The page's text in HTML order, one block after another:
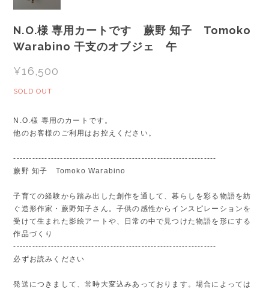
N.O.様 専用カートです 蕨野 知子 Tomoko
Warabino 干支のオブジェ 午
¥16,500
SOLD OUT
N.O.様 専用のカートです。
他のお客様のご利用はお控えください。
-----------------------------------------------------------------
蕨野 知子 Tomoko Warabino
子育ての経験から踏み出した創作を通して、暮らしを彩る物語を紡
ぐ造形作家・蕨野知子さん。子供の感性からインスピレーションを
受けて生まれた影絵アートや、日常の中で見つけた物語を形にする
作品づくり
-----------------------------------------------------------------
必ずお読みください
発送につきまして、常時大変込みあっております。場合によっては